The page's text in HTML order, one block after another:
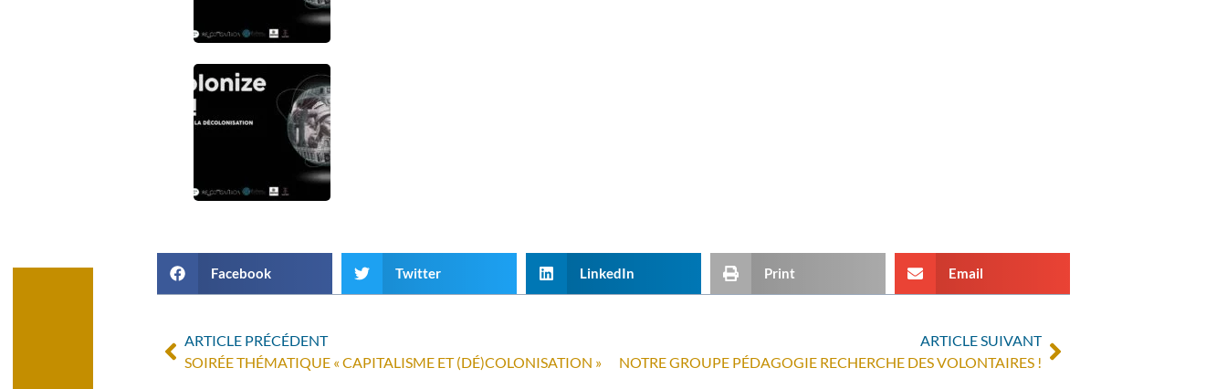
Facebook Twitter LinkedIn Print Email
ARTICLE PRÉCÉDENT
SOIRÉE THÉMATIQUE « CAPITALISME ET (DÉ)COLONISATION »
ARTICLE SUIVANT
NOTRE GROUPE PÉDAGOGIE RECHERCHE DES VOLONTAIRES !